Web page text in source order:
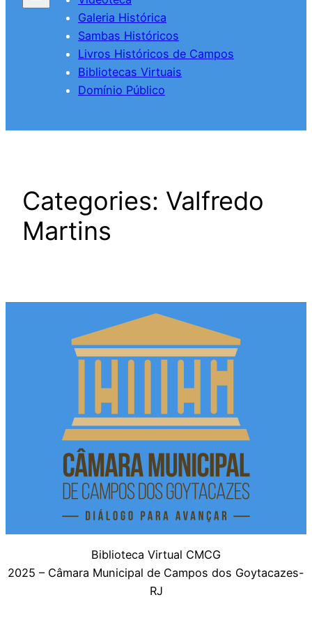
Galeria Histórica
Sambas Históricos
Livros Históricos de Campos
Bibliotecas Virtuais
Domínio Público
Categories: Valfredo
Martins
Biblioteca Virtual CMCG
2025 – Câmara Municipal de Campos dos Goytacazes-
RJ